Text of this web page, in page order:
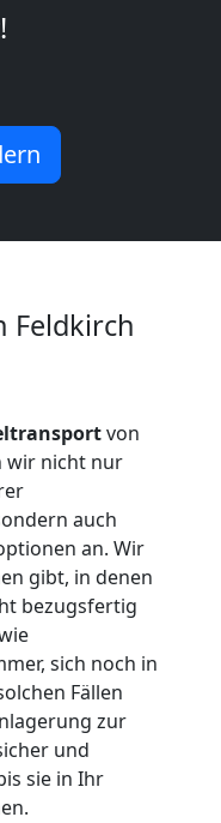
Feldkirch
von
wir nicht nur
auch
an. Wir
gibt, in denen
bezugsfertig
sich noch in
Fällen
zur
und
sie in Ihr